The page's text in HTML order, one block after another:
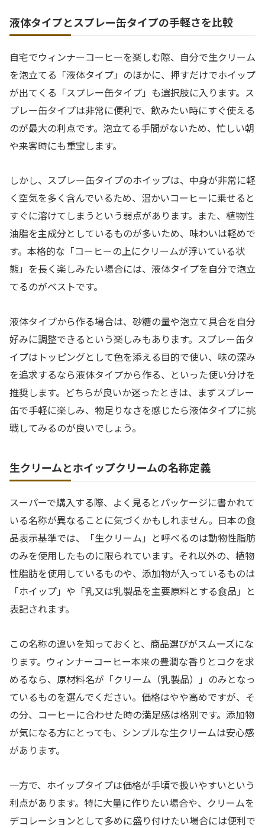
液体タイプとスプレー缶タイプの手軽さを比較
自宅でウィンナーコーヒーを楽しむ際、自分で生クリーム
を泡立てる「液体タイプ」のほかに、押すだけでホイップ
が出てくる「スプレー缶タイプ」も選択肢に入ります。ス
プレー缶タイプは非常に便利で、飲みたい時にすぐ使える
のが最大の利点です。泡立てる手間がないため、忙しい朝
や来客時にも重宝します。
しかし、スプレー缶タイプのホイップは、中身が非常に軽
く空気を多く含んでいるため、温かいコーヒーに乗せると
すぐに溶けてしまうという弱点があります。また、植物性
油脂を主成分としているものが多いため、味わいは軽めで
す。本格的な「コーヒーの上にクリームが浮いている状
態」を長く楽しみたい場合には、液体タイプを自分で泡立
てるのがベストです。
液体タイプから作る場合は、砂糖の量や泡立て具合を自分
好みに調整できるという楽しみもあります。スプレー缶タ
イプはトッピングとして色を添える目的で使い、味の深み
を追求するなら液体タイプから作る、といった使い分けを
推奨します。どちらが良いか迷ったときは、まずスプレー
缶で手軽に楽しみ、物足りなさを感じたら液体タイプに挑
戦してみるのが良いでしょう。
生クリームとホイップクリームの名称定義
スーパーで購入する際、よく見るとパッケージに書かれて
いる名称が異なることに気づくかもしれません。日本の食
品表示基準では、「生クリーム」と呼べるのは動物性脂肪
のみを使用したものに限られています。それ以外の、植物
性脂肪を使用しているものや、添加物が入っているものは
「ホイップ」や「乳又は乳製品を主要原料とする食品」と
表記されます。
この名称の違いを知っておくと、商品選びがスムーズにな
ります。ウィンナーコーヒー本来の豊潤な香りとコクを求
めるなら、原材料名が「クリーム（乳製品）」のみとなっ
ているものを選んでください。価格はやや高めですが、そ
の分、コーヒーに合わせた時の満足感は格別です。添加物
が気になる方にとっても、シンプルな生クリームは安心感
があります。
一方で、ホイップタイプは価格が手頃で扱いやすいという
利点があります。特に大量に作りたい場合や、クリームを
デコレーションとして多めに盛り付けたい場合には便利で